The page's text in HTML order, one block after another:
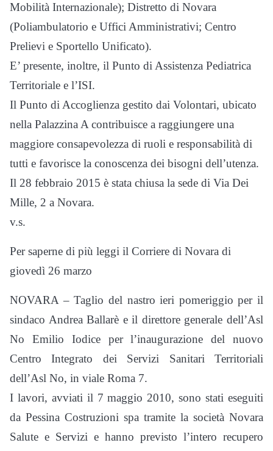
Mobilità Internazionale); Distretto di Novara
(Poliambulatorio e Uffici Amministrativi; Centro
Prelievi e Sportello Unificato).
E’ presente, inoltre, il Punto di Assistenza Pediatrica
Territoriale e l’ISI.
Il Punto di Accoglienza gestito dai Volontari, ubicato
nella Palazzina A contribuisce a raggiungere una
maggiore consapevolezza di ruoli e responsabilità di
tutti e favorisce la conoscenza dei bisogni dell’utenza.
Il 28 febbraio 2015 è stata chiusa la sede di Via Dei
Mille, 2 a Novara.
v.s.
Per saperne di più leggi il Corriere di Novara di
giovedì 26 marzo
NOVARA – Taglio del nastro ieri pomeriggio per il
sindaco Andrea Ballarè e il direttore generale dell’Asl
No Emilio Iodice per l’inaugurazione del nuovo
Centro Integrato dei Servizi Sanitari Territoriali
dell’Asl No, in viale Roma 7.
I lavori, avviati il 7 maggio 2010, sono stati eseguiti
da Pessina Costruzioni spa tramite la società Novara
Salute e Servizi e hanno previsto l’intero recupero